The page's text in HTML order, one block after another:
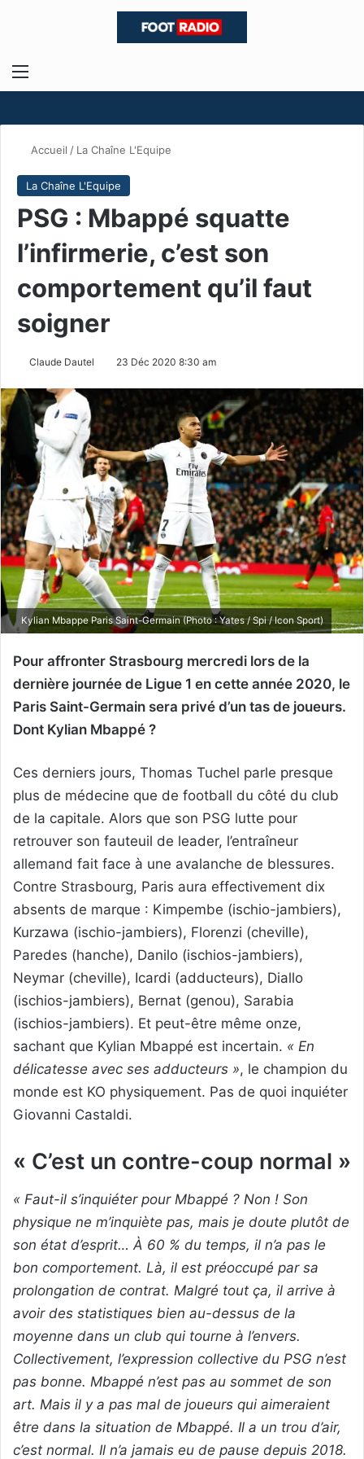
Menu
Accueil / La Chaîne L'Equipe
La Chaîne L'Equipe
PSG : Mbappé squatte
l’infirmerie, c’est son
comportement qu’il faut
soigner
Claude Dautel 23 Déc 2020 8:30 am
Kylian Mbappe Paris Saint-Germain (Photo : Yates / Spi / Icon Sport)
Pour affronter Strasbourg mercredi lors de la
dernière journée de Ligue 1 en cette année 2020, le
Paris Saint-Germain sera privé d’un tas de joueurs.
Dont Kylian Mbappé ?
Ces derniers jours, Thomas Tuchel parle presque
plus de médecine que de football du côté du club
de la capitale. Alors que son PSG lutte pour
retrouver son fauteuil de leader, l’entraîneur
allemand fait face à une avalanche de blessures.
Contre Strasbourg, Paris aura effectivement dix
absents de marque : Kimpembe (ischio-jambiers),
Kurzawa (ischio-jambiers), Florenzi (cheville),
Paredes (hanche), Danilo (ischios-jambiers),
Neymar (cheville), Icardi (adducteurs), Diallo
(ischios-jambiers), Bernat (genou), Sarabia
(ischios-jambiers). Et peut-être même onze,
sachant que Kylian Mbappé est incertain. « En
délicatesse avec ses adducteurs », le champion du
monde est KO physiquement. Pas de quoi inquiéter
Giovanni Castaldi.
« C’est un contre-coup normal »
« Faut-il s’inquiéter pour Mbappé ? Non ! Son
physique ne m’inquiète pas, mais je doute plutôt de
son état d’esprit… À 60 % du temps, il n’a pas le
bon comportement. Là, il est préoccupé par sa
prolongation de contrat. Malgré tout ça, il arrive à
avoir des statistiques bien au-dessus de la
moyenne dans un club qui tourne à l’envers.
Collectivement, l’expression collective du PSG n’est
pas bonne. Mbappé n’est pas au sommet de son
art. Mais il y a pas mal de joueurs qui aimeraient
être dans la situation de Mbappé. Il a un trou d’air,
c’est normal. Il n’a jamais eu de pause depuis 2018.